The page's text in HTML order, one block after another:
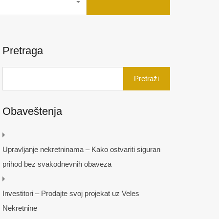
Pretraga
Obaveštenja
Upravljanje nekretninama – Kako ostvariti siguran
prihod bez svakodnevnih obaveza
Investitori – Prodajte svoj projekat uz Veles
Nekretnine